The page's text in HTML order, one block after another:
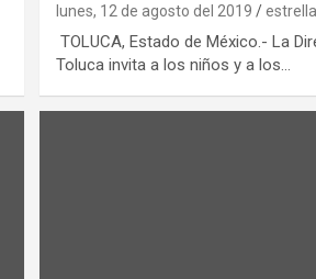
lunes, 12 de agosto del 2019 estrella
TOLUCA, Estado de México.- La
Toluca invita a los niños y a los…